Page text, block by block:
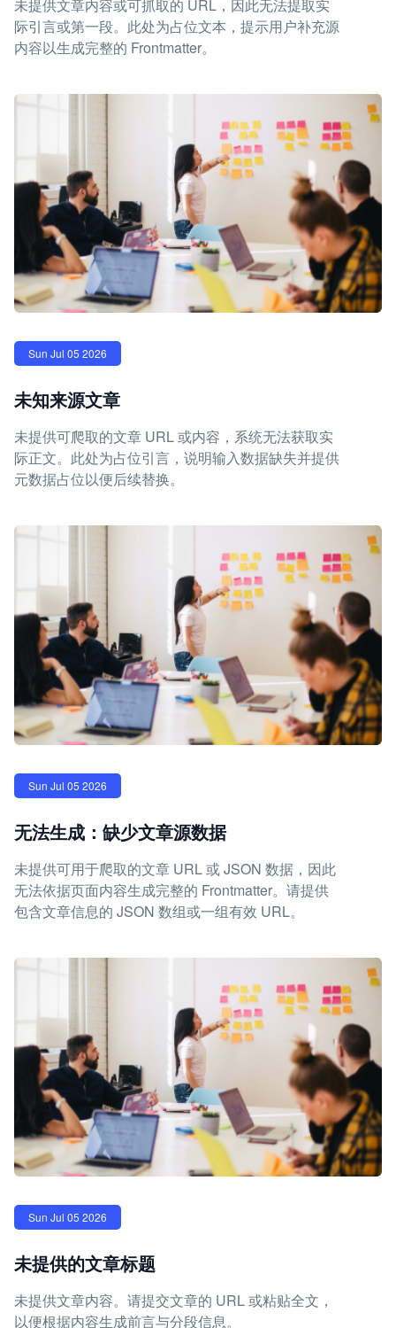
未提供文章内容或可抓取的 URL，因此无法提取实
际引言或第一段。此处为占位文本，提示用户补充源
内容以生成完整的 Frontmatter。
Sun Jul 05 2026
未知来源文章
未提供可爬取的文章 URL 或内容，系统无法获取实
际正文。此处为占位引言，说明输入数据缺失并提供
元数据占位以便后续替换。
Sun Jul 05 2026
无法生成：缺少文章源数据
未提供可用于爬取的文章 URL 或 JSON 数据，因此
无法依据页面内容生成完整的 Frontmatter。请提供
包含文章信息的 JSON 数组或一组有效 URL。
Sun Jul 05 2026
未提供的文章标题
未提供文章内容。请提交文章的 URL 或粘贴全文，
以便根据内容生成前言与分段信息。